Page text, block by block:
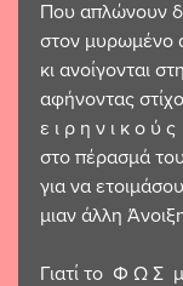
Που απλώνουν
στον μυρωμένο
κι ανοίγονται
αφήνοντας
ε ι ρ η ν ι κ ο ύ ς
στο πέρασμά
για να
μιαν άλλη
Γιατί το  Φ Ω Σ